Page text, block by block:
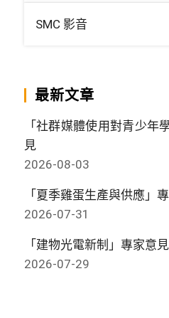
SMC 影音
最新文章
「社群媒體使用對青少年
見
2026-08-03
「夏季雞蛋生產與供應」
2026-07-31
「建物光電新制」專家意見
2026-07-29